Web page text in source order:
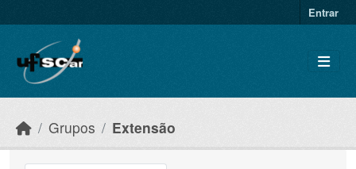
Entrar
Grupos Extensão